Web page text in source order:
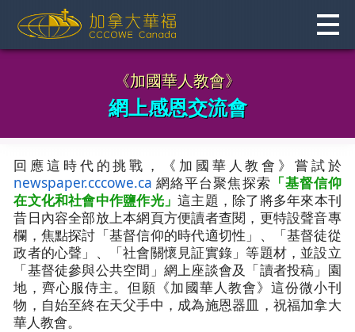
content
《加國華人教會》
網上感恩交流會
回應這時代的挑戰，《加國華人教會》嘗試於
newspaper.cccowe.ca 網絡平台聚焦探索 「基督信仰
在文化和社會中作鹽作光」這主題，除了將多年來本刊
昔日內容全部放上本網頁方便讀者查閱，更特設聲音專
欄，焦點探討「基督信仰的時代適切性」、「基督徒從
政者的心聲」、「社會關懷見証實錄」等題材，並設立
「基督徒參與公共空間」網上座談會及「讀者投稿」園
地，齊心服侍主。但願《加國華人教會》這份微小刊
物，自始至終在天父手中，成為施恩器皿，祝福加拿大
華人教會。